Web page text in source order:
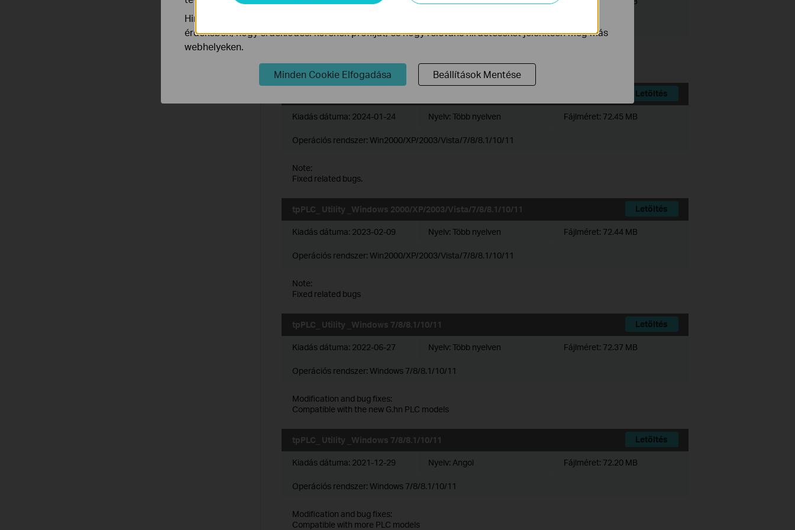
Fixed related bugs.
Letöltés
Kiadás dátuma: 2024-01-24 Nyelv: Több nyelven Fájlméret: 72.45 MB
Operációs rendszer: Win2000/XP/2003/Vista/7/8/8.1/10/11
Note:
Fixed related bugs.
tpPLC_ Utility _Windows 2000/XP/2003/Vista/7/8/8.1/10/11 Letöltés
Kiadás dátuma: 2023-02-09 Nyelv: Több nyelven Fájlméret: 72.44 MB
Operációs rendszer: Win2000/XP/2003/Vista/7/8/8.1/10/11
Note:
Fixed related bugs
tpPLC_ Utility _Windows 7/8/8.1/10/11 Letöltés
Kiadás dátuma: 2022-06-27 Nyelv: Több nyelven Fájlméret: 72.37 MB
Operációs rendszer: Windows 7/8/8.1/10/11
Modification and bug fixes:
Compatible with the new G.hn PLC models
tpPLC_ Utility _Windows 7/8/8.1/10/11 Letöltés
Kiadás dátuma: 2021-12-29 Nyelv: Angol Fájlméret: 72.20 MB
Operációs rendszer: Windows 7/8/8.1/10/11
Modification and bug fixes:
Compatible with more PLC models
Hirdetési partnereink a weboldalunkon keresztül marketing cookie -kat állíthatnak be annak
érdekében, hogy érdeklődési körének profilját, és hogy releváns hirdetéseket jelenítsen meg más
webhelyeken.
Minden Cookie Elfogadása Beállítások Mentése